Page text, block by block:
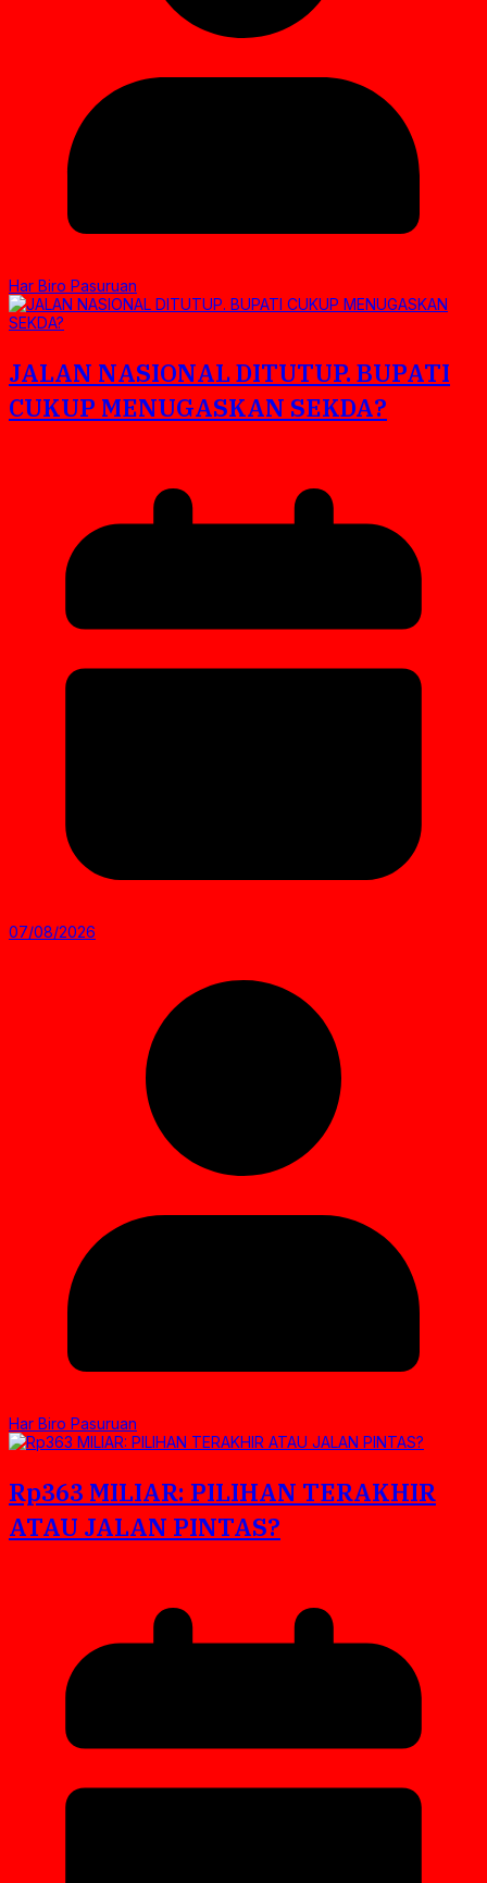
Har Biro Pasuruan
JALAN NASIONAL DITUTUP. BUPATI
CUKUP MENUGASKAN SEKDA?
07/08/2026
Har Biro Pasuruan
Rp363 MILIAR: PILIHAN TERAKHIR
ATAU JALAN PINTAS?